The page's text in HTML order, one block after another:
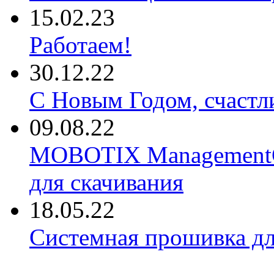
15.02.23
Работаем!
30.12.22
С Новым Годом,
09.08.22
MOBOTIX
для скачивания
18.05.22
Системная прошивка